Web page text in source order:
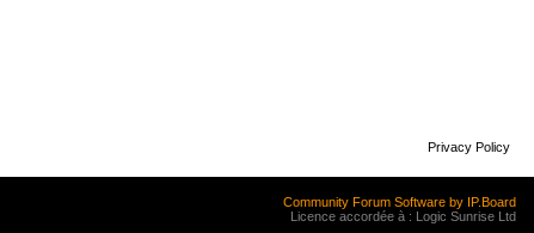
Privacy Policy
Community Forum Software by IP.Board
Licence accordée à : Logic Sunrise Ltd